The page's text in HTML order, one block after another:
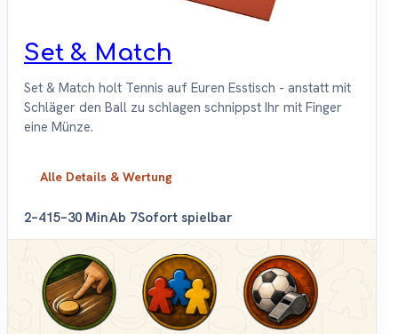
Set & Match
Set & Match holt Tennis auf Euren Esstisch - anstatt mit
Schläger den Ball zu schlagen schnippst Ihr mit Finger
eine Münze.
Alle Details & Wertung
2–415–30 MinAb 7Sofort spielbar